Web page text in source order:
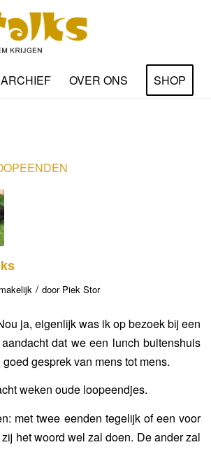
ARCHIEF OVER ONS SHOP
/ door Piek Stor
ja, eigenlijk was ik op bezoek bij een
dat we een lunch buitenshuis
gesprek van mens tot mens.
weken oude loopeendjes.
met twee eenden tegelijk of een voor
het woord wel zal doen. De ander zal